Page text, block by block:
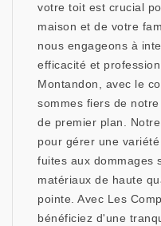
votre toit est crucial
maison et de votre
nous engageons à
efficacité et
Montandon, avec le
sommes fiers de
de premier plan.
pour gérer une
fuites aux dommages
matériaux de haute
pointe. Avec Les
bénéficiez d'une